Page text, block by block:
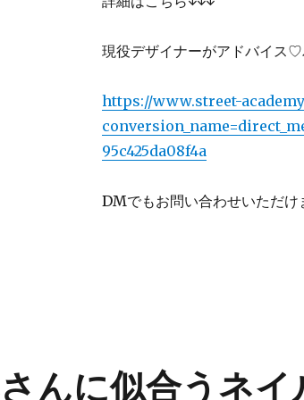
現役デザイナーがアドバイス
https://www.street-
95c425da08f4a
DMでもお問い合わせいただけ
んに似合うネイ